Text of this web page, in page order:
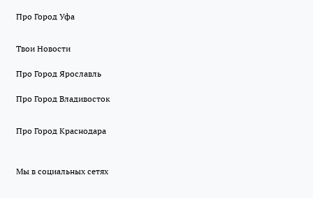
Про Город Уфа
Твои Новости
Про Город Ярославль
Про Город Владивосток
Про Город Краснодара
Мы в социальных сетях